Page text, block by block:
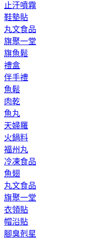
止汗噴霧
鞋墊貼
丸文食品
旗聚一堂
旗魚鬆
禮盒
伴手禮
魚鬆
肉乾
魚丸
天婦羅
火鍋料
福州丸
冷凍食品
魚翅
丸文食品
旗聚一堂
衣領貼
帽沿貼
腳臭剋星